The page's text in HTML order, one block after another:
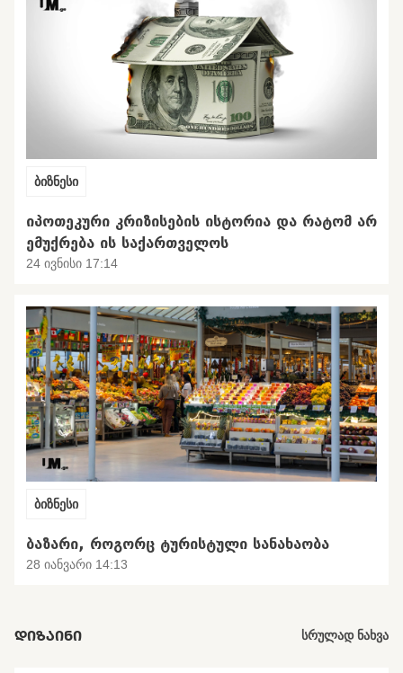
ბიზნესი
ᲘᲞᲝᲗᲔᲙᲣᲠᲘ ᲙᲠᲘᲖᲘᲡᲔᲑᲘᲡ ᲘᲡᲢᲝᲠᲘᲐ ᲓᲐ ᲠᲐᲢᲝᲛ ᲐᲠ
ᲔᲛᲣᲥᲠᲔᲑᲐ ᲘᲡ ᲡᲐᲥᲐᲠᲗᲕᲔᲚᲝᲡ
24 ივნისი 17:14
ბიზნესი
ᲑᲐᲖᲐᲠᲘ, ᲠᲝᲒᲝᲠᲪ ᲢᲣᲠᲘᲡᲢᲣᲚᲘ ᲡᲐᲜᲐᲮᲐᲝᲑᲐ
28 იანვარი 14:13
ᲓᲘᲖᲐᲘᲜᲘ სრულად ნახვა